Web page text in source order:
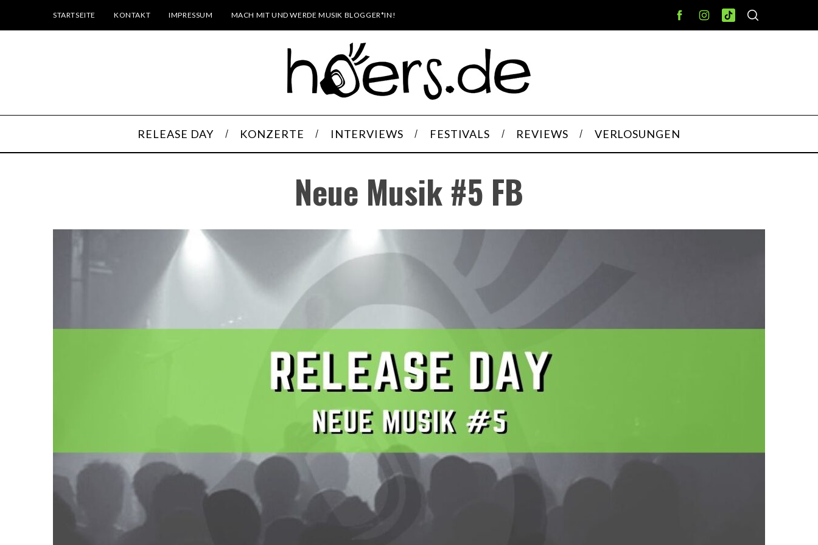
STARTSEITE KONTAKT IMPRESSUM MACH MIT UND WERDE MUSIK BLOGGER*IN!
RELEASE DAY KONZERTE INTERVIEWS FESTIVALS REVIEWS VERLOSUNGEN
Neue Musik #5 FB